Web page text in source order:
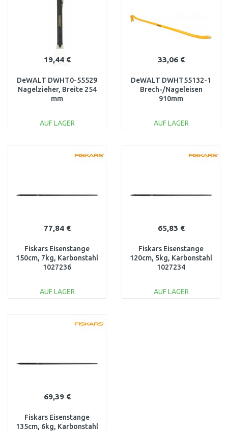
19,44 €
DeWALT DWHT0-55529
Nagelzieher, Breite 254
mm
AUF LAGER
33,06 €
DeWALT DWHT55132-1
Brech-/Nageleisen
910mm
AUF LAGER
77,84 €
Fiskars Eisenstange
150cm, 7kg, Karbonstahl
1027236
AUF LAGER
65,83 €
Fiskars Eisenstange
120cm, 5kg, Karbonstahl
1027234
AUF LAGER
69,39 €
Fiskars Eisenstange
135cm, 6kg, Karbonstahl